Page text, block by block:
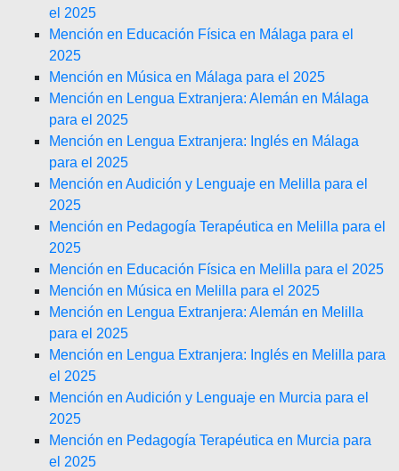
el 2025
Mención en Educación Física en Málaga para el
2025
Mención en Música en Málaga para el 2025
Mención en Lengua Extranjera: Alemán en Málaga
para el 2025
Mención en Lengua Extranjera: Inglés en Málaga
para el 2025
Mención en Audición y Lenguaje en Melilla para el
2025
Mención en Pedagogía Terapéutica en Melilla para el
2025
Mención en Educación Física en Melilla para el 2025
Mención en Música en Melilla para el 2025
Mención en Lengua Extranjera: Alemán en Melilla
para el 2025
Mención en Lengua Extranjera: Inglés en Melilla para
el 2025
Mención en Audición y Lenguaje en Murcia para el
2025
Mención en Pedagogía Terapéutica en Murcia para
el 2025